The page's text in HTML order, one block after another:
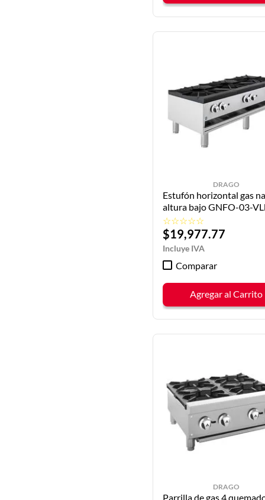
DRAGO
Estufón horizontal gas
altura bajo GNFO-03-
DRAGO
☆☆☆☆☆
$19,977.77
Comparar
Agregar al Carrito
DRAGO
Parrilla de gas 4